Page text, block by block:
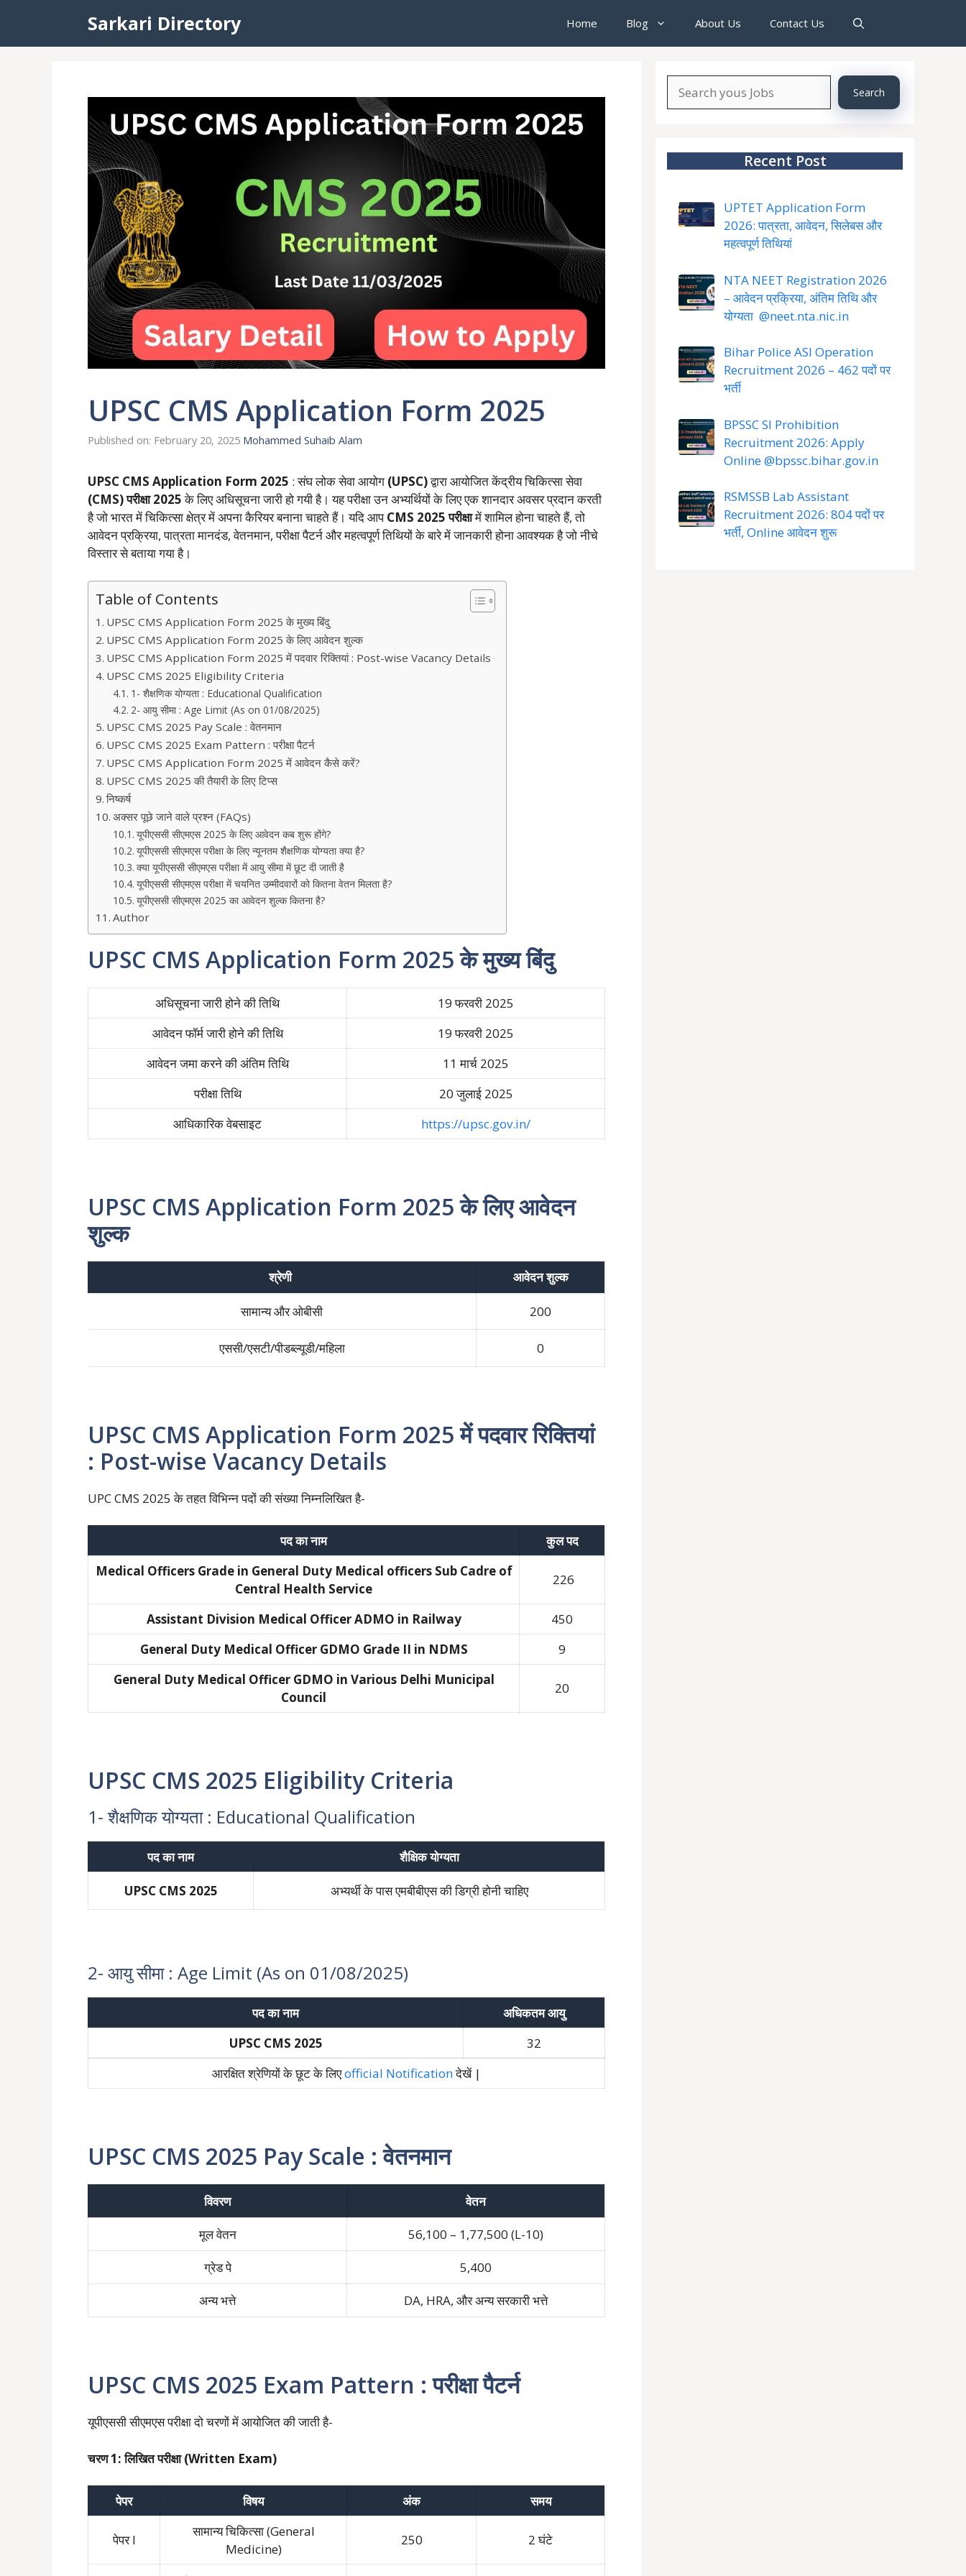
content
Sarkari Directory Home Blog About Us Contact Us
UPSC CMS Application Form 2025
Published on: February 20, 2025 Mohammed Suhaib Alam
UPSC CMS Application Form 2025 : संघ लोक सेवा आयोग (UPSC)द्वारा आयोजित केंद्रीय चिकित्सा सेवा
(CMS) परीक्षा 2025के लिए अधिसूचना जारी हो गयी है। यह परीक्षा उन अभ्यर्थियों के लिए एक शानदार अवसर प्रदान करती
है जो भारत में चिकित्सा क्षेत्र में अपना कैरियर बनाना चाहते हैं। यदि आपCMS 2025 परीक्षामें शामिल होना चाहते हैं, तो
आवेदन प्रक्रिया, पात्रता मानदंड, वेतनमान, परीक्षा पैटर्न और महत्वपूर्ण तिथियों के बारे में जानकारी होना आवश्यक है जो नीचे
विस्तार से बताया गया है।
Table of Contents
UPSC CMS Application Form 2025 के मुख्य बिंदु
UPSC CMS Application Form 2025 के लिए आवेदन शुल्क
UPSC CMS Application Form 2025 में पदवार रिक्तियां : Post-wise Vacancy Details
UPSC CMS 2025 Eligibility Criteria
1- शैक्षणिक योग्यता : Educational Qualification
2- आयु सीमा : Age Limit (As on 01/08/2025)
UPSC CMS 2025 Pay Scale : वेतनमान
UPSC CMS 2025 Exam Pattern : परीक्षा पैटर्न
UPSC CMS Application Form 2025 में आवेदन कैसे करें?
UPSC CMS 2025 की तैयारी के लिए टिप्स
निष्कर्ष
अक्सर पूछे जाने वाले प्रश्न (FAQs)
यूपीएससी सीएमएस 2025 के लिए आवेदन कब शुरू होंगे?
यूपीएससी सीएमएस परीक्षा के लिए न्यूनतम शैक्षणिक योग्यता क्या है?
क्या यूपीएससी सीएमएस परीक्षा में आयु सीमा में छूट दी जाती है
यूपीएससी सीएमएस परीक्षा में चयनित उम्मीदवारों को कितना वेतन मिलता है?
यूपीएससी सीएमएस 2025 का आवेदन शुल्क कितना है?
Author
UPSC CMS Application Form 2025 के मुख्य बिंदु
अधिसूचना जारी होने की तिथि
19 फरवरी 2025
आवेदन फॉर्म जारी होने की तिथि
19 फरवरी 2025
आवेदन जमा करने की अंतिम तिथि
11 मार्च 2025
परीक्षा तिथि
20 जुलाई 2025
आधिकारिक वेबसाइट
https://upsc.gov.in/
UPSC CMS Application Form 2025 के लिए आवेदन
शुल्क
श्रेणी आवेदन शुल्क
सामान्य और ओबीसी 200
एससी/एसटी/पीडब्ल्यूडी/महिला 0
UPSC CMS Application Form 2025 में पदवार रिक्तियां
: Post-wise Vacancy Details
UPC CMS 2025 के तहत विभिन्न पदों की संख्या निम्नलिखित है-
पद का नाम
कुल पद
Medical Officers Grade in General Duty Medical officers Sub Cadre of
Central Health Service
226
Assistant Division Medical Officer ADMO in Railway
450
General Duty Medical Officer GDMO Grade II in NDMS
9
General Duty Medical Officer GDMO in Various Delhi Municipal
Council
20
UPSC CMS 2025 Eligibility Criteria
1- शैक्षणिक योग्यता : Educational Qualification
पद का नाम शैक्षिक योग्यता
UPSC CMS 2025 अभ्यर्थी के पास एमबीबीएस की डिग्री होनी चाहिए
2- आयु सीमा : Age Limit (As on 01/08/2025)
पद का नाम
अधिकतम आयु
UPSC CMS 2025
32
आरक्षित श्रेणियों के छूट के लिएofficial Notificationदेखें |
UPSC CMS 2025 Pay Scale : वेतनमान
विवरण
वेतन
मूल वेतन
56,100 – 1,77,500 (L-10)
ग्रेड पे
5,400
अन्य भत्ते
DA, HRA, और अन्य सरकारी भत्ते
UPSC CMS 2025 Exam Pattern : परीक्षा पैटर्न
यूपीएससी सीएमएस परीक्षा दो चरणों में आयोजित की जाती है-
चरण 1: लिखित परीक्षा (Written Exam)
पेपर विषय अंक समय
पेपर I
सामान्य चिकित्सा (General
Medicine)
250 2 घंटे
About
Search
Recent Post
UPTET Application Form
2026: पात्रता, आवेदन, सिलेबस और
महत्वपूर्ण तिथियां
NTA NEET Registration 2026
– आवेदन प्रक्रिया, अंतिम तिथि और
योग्यता @neet.nta.nic.in
Bihar Police ASI Operation
Recruitment 2026 – 462 पदों पर
भर्ती
BPSSC SI Prohibition
Recruitment 2026: Apply
Online @bpssc.bihar.gov.in
RSMSSB Lab Assistant
Recruitment 2026: 804 पदों पर
भर्ती, Online आवेदन शुरू